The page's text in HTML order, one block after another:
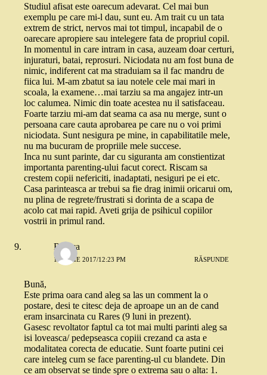
Studiul afisat este oarecum adevarat. Cel mai bun
exemplu pe care mi-l dau, sunt eu. Am trait cu un tata
extrem de strict, nervos mai tot timpul, incapabil de o
oarecare apropiere sau intelegere fata de propriul copil.
In momentul in care intram in casa, auzeam doar certuri,
injuraturi, batai, reprosuri. Niciodata nu am fost buna de
nimic, indiferent cat ma straduiam sa il fac mandru de
fiica lui. M-am zbatut sa iau notele cele mai mari in
scoala, la examene…mai tarziu sa ma angajez intr-un
loc calumea. Nimic din toate acestea nu il satisfaceau.
Foarte tarziu mi-am dat seama ca asa nu merge, sunt o
persoana care cauta aprobarea pe care nu o voi primi
niciodata. Sunt nesigura pe mine, in capabilitatile mele,
nu ma bucuram de propriile mele succese.
Inca nu sunt parinte, dar cu siguranta am constientizat
importanta parenting-ului facut corect. Riscam sa
crestem copii nefericiti, inadaptati, nesiguri pe ei etc.
Casa parinteasca ar trebui sa fie drag inimii oricarui om,
nu plina de regrete/frustrati si dorinta de a scapa de
acolo cat mai rapid. Aveti grija de psihicul copiilor
vostrii in primul rand.
Raluca
12 IULIE 2017/12:23 PM RĂSPUNDE
Bună,
Este prima oara cand aleg sa las un comment la o
postare, desi te citesc deja de aproape un an de cand
eram insarcinata cu Rares (9 luni in prezent).
Gasesc revoltator faptul ca tot mai multi parinti aleg sa
isi loveasca/ pedepseasca copiii crezand ca asta e
modalitatea corecta de educatie. Sunt foarte putini cei
care inteleg cum se face parenting-ul cu blandete. Din
ce am observat se tinde spre o extrema sau o alta: 1.